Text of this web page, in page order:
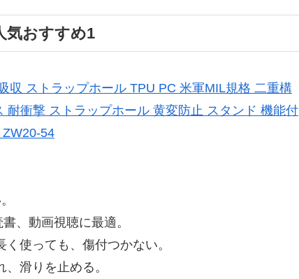
気おすすめ1
収 ストラップホール TPU PC 米軍MIL規格 二重構
衝撃 ストラップホール 黄変防止 スタンド 機能付
54
、動画視聴に最適。
使っても、傷付つかない。
滑りを止める。